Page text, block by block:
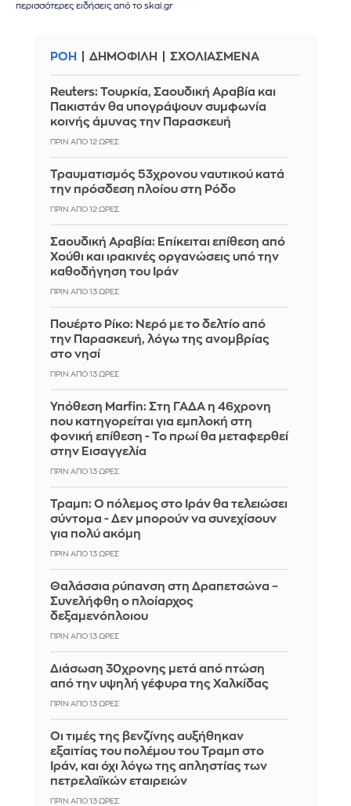
περισσότερες ειδήσεις από το skai.gr
ΡΟΗ ΔΗΜΟΦΙΛΗ ΣΧΟΛΙΑΣΜΕΝΑ
Reuters: Τουρκία, Σαουδική Αραβία και
Πακιστάν θα υπογράψουν συμφωνία
κοινής άμυνας την Παρασκευή
ΠΡΙΝ ΑΠΌ 12 ΏΡΕΣ
Τραυματισμός 53χρονου ναυτικού κατά
την πρόσδεση πλοίου στη Ρόδο
ΠΡΙΝ ΑΠΌ 12 ΏΡΕΣ
Σαουδική Αραβία: Επίκειται επίθεση από
Χούθι και ιρακινές οργανώσεις υπό την
καθοδήγηση του Ιράν
ΠΡΙΝ ΑΠΌ 13 ΏΡΕΣ
Πουέρτο Ρίκο: Νερό με το δελτίο από
την Παρασκευή, λόγω της ανομβρίας
στο νησί
ΠΡΙΝ ΑΠΌ 13 ΏΡΕΣ
Υπόθεση Marfin: Στη ΓΑΔΑ η 46χρονη
που κατηγορείται για εμπλοκή στη
φονική επίθεση - Το πρωί θα μεταφερθεί
στην Εισαγγελία
ΠΡΙΝ ΑΠΌ 13 ΏΡΕΣ
Τραμπ: Ο πόλεμος στο Ιράν θα τελειώσει
σύντομα - Δεν μπορούν να συνεχίσουν
για πολύ ακόμη
ΠΡΙΝ ΑΠΌ 13 ΏΡΕΣ
Θαλάσσια ρύπανση στη Δραπετσώνα –
Συνελήφθη ο πλοίαρχος
δεξαμενόπλοιου
ΠΡΙΝ ΑΠΌ 13 ΏΡΕΣ
Διάσωση 30χρονης μετά από πτώση
από την υψηλή γέφυρα της Χαλκίδας
ΠΡΙΝ ΑΠΌ 13 ΏΡΕΣ
Οι τιμές της βενζίνης αυξήθηκαν
εξαιτίας του πολέμου του Τραμπ στο
Ιράν, και όχι λόγω της απληστίας των
πετρελαϊκών εταιρειών
ΠΡΙΝ ΑΠΌ 13 ΏΡΕΣ